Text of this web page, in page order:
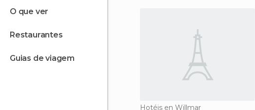
o que ver
restaurantes
guias de viagem
Hotéis en Willmar